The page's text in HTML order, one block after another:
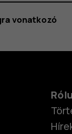
vonatkozó